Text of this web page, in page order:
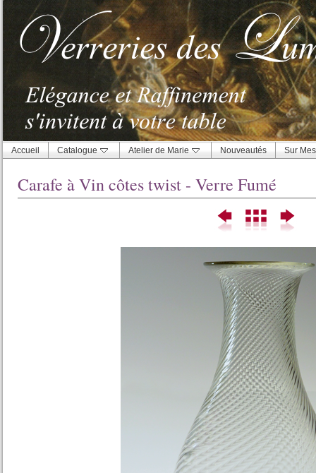
Accueil Catalogue Atelier de Marie Nouveautés Sur
Carafe à Vin côtes twist - Verre Fumé